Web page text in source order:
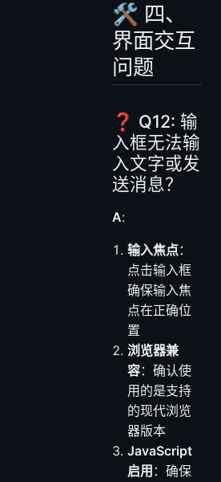
🛠️ 四、
界面交互
问题
❓ Q12: 输
入框无法输
入文字或发
送消息？
A:
输入焦点：
点击输入框
确保输入焦
点在正确位
置
浏览器兼
容：确认使
用的是支持
的现代浏览
器版本
JavaScript
启用 ：确保